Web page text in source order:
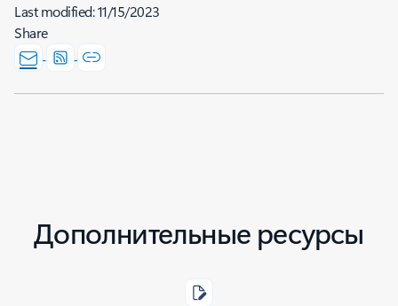
Last modified:11/15/2023
Share
Дополнительные ресурсы